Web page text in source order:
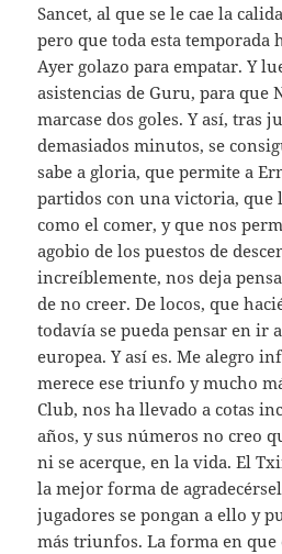
Sancet, al que se le cae la
pero que toda esta temporada
Ayer golazo para empatar. Y
asistencias de Guru, para que
marcase dos goles. Y así, tras
demasiados minutos, se
sabe a gloria, que permite a
partidos con una victoria, que
como el comer, y que nos
agobio de los puestos de
increíblemente, nos deja
de no creer. De locos, que
todavía se pueda pensar en ir
europea. Y así es. Me alegro
merece ese triunfo y mucho
Club, nos ha llevado a cotas
años, y sus números no creo
ni se acerque, en la vida. El
la mejor forma de
jugadores se pongan a ello y
más triunfos. La forma en que